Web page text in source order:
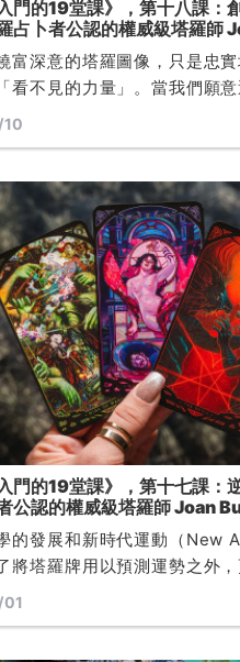
門的19堂課》，第十八課：
占卜者公認的權威級塔羅師
富深意的塔羅圖像，只是忠
看不見的力量」。當我們願
運作有更深的覺知，無論未來
門的19堂課》，第十七課：
公認的權威級塔羅師 Joan
的發展和新時代運動（New
將塔羅牌用以預測運勢之外
探索和心靈發展的工具，世界